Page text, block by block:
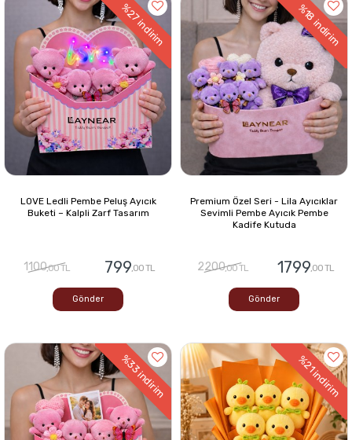
%27
indirim
LOVE Ledli Pembe Peluş Ayıcık
Buketi – Kalpli Zarf Tasarım
1100,00 TL 799,00 TL
Gönder
%18
indirim
Premium Özel Seri - Lila Ayıcıklar
Sevimli Pembe Ayıcık Pembe
Kadife Kutuda
2200,00 TL 1799,00 TL
Gönder
%33
indirim
%21
indirim